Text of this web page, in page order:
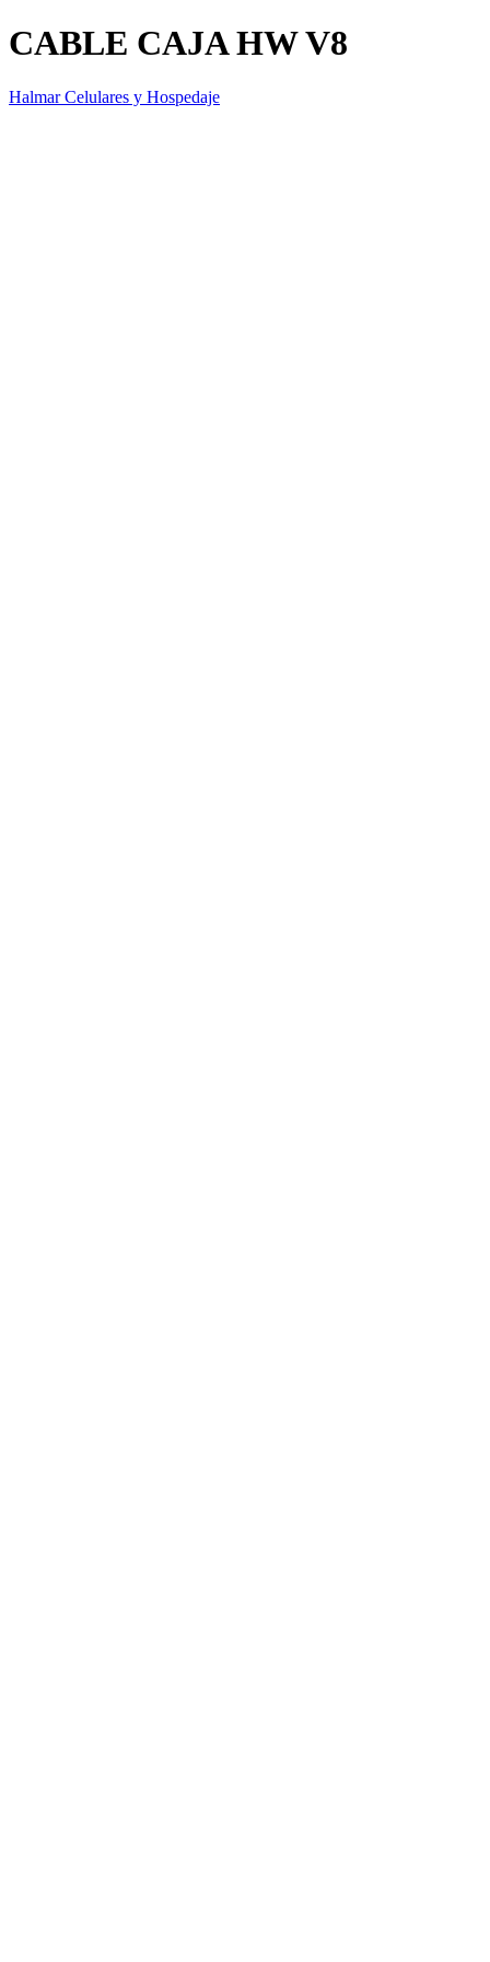
CABLE CAJA HW V8
Halmar Celulares y Hospedaje